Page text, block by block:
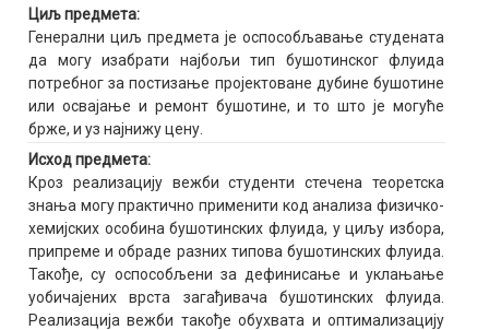
Циљ предмета:
Генерални циљ предмета је оспособљавање студената
да могу изабрати најбољи тип бушотинског флуида
потребног за постизање пројектоване дубине бушотине
или освајање и ремонт бушотине, и то што је могуће
брже, и уз најнижу цену.
Исход предмета:
Кроз реализацију вежби студенти стечена теоретска
знања могу практично применити код анализа физичко-
хемијских особина бушотинских флуида, у циљу избора,
припреме и обраде разних типова бушотинских флуида.
Такође, су оспособљени за дефинисање и уклањање
уобичајених врста загађивача бушотинских флуида.
Реализација вежби такође обухвата и оптимализацију